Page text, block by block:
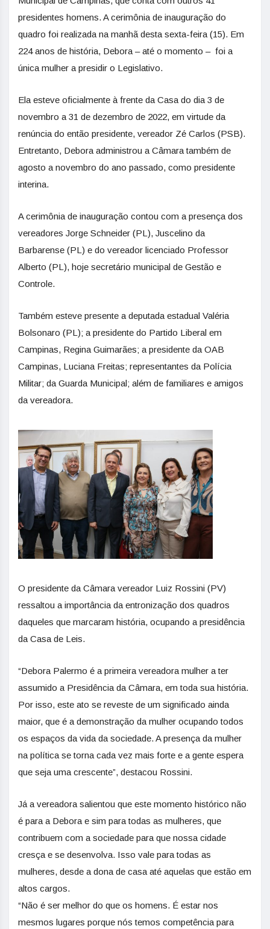
presidentes homens. A cerimônia de inauguração do
quadro foi realizada na manhã desta sexta-feira (15). Em
224 anos de história, Debora – até o momento – foi a
única mulher a presidir o Legislativo.
Ela esteve oficialmente à frente da Casa do dia 3 de
novembro a 31 de dezembro de 2022, em virtude da
renúncia do então presidente, vereador Zé Carlos (PSB).
Entretanto, Debora administrou a Câmara também de
agosto a novembro do ano passado, como presidente
interina.
A cerimônia de inauguração contou com a presença dos
vereadores Jorge Schneider (PL), Juscelino da
Barbarense (PL) e do vereador licenciado Professor
Alberto (PL), hoje secretário municipal de Gestão e
Controle.
Também esteve presente a deputada estadual Valéria
Bolsonaro (PL); a presidente do Partido Liberal em
Campinas, Regina Guimarães; a presidente da OAB
Campinas, Luciana Freitas; representantes da Polícia
Militar; da Guarda Municipal; além de familiares e amigos
da vereadora.
O presidente da Câmara vereador Luiz Rossini (PV)
ressaltou a importância da entronização dos quadros
daqueles que marcaram história, ocupando a presidência
da Casa de Leis.
“Debora Palermo é a primeira vereadora mulher a ter
assumido a Presidência da Câmara, em toda sua história.
Por isso, este ato se reveste de um significado ainda
maior, que é a demonstração da mulher ocupando todos
os espaços da vida da sociedade. A presença da mulher
na política se torna cada vez mais forte e a gente espera
que seja uma crescente”, destacou Rossini.
Já a vereadora salientou que este momento histórico não
é para a Debora e sim para todas as mulheres, que
contribuem com a sociedade para que nossa cidade
cresça e se desenvolva. Isso vale para todas as
mulheres, desde a dona de casa até aquelas que estão em
altos cargos.
“Não é ser melhor do que os homens. É estar nos
mesmos lugares porque nós temos competência para